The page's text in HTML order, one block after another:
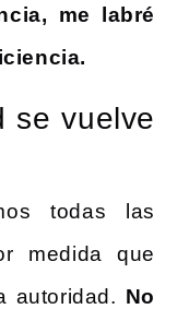
me labré
se vuelve
todas las
medida que
autoridad. No